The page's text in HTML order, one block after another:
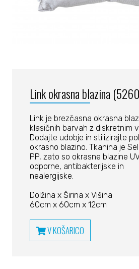
Link okrasna blazina
Link je brezčasna okrasna
klasičnih barvah z diskretnim
Dodajte udobje in stilizirajte
okrasno blazino. Tkanina je
PP, zato so okrasne blazine
odporne, antibakterijske in
nealergijske.
Dolžina x Širina x Višina
60cm x 60cm x 12cm
V KOŠARICO